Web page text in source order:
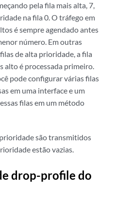
pela fila mais alta, 7,
na fila 0. O tráfego em
é sempre agendado antes
número. Em outras
de alta prioridade, a fila
alto é processada primeiro.
pode configurar várias filas
em uma interface e um
filas em um método
são transmitidos
estão vazias.
drop-profile do